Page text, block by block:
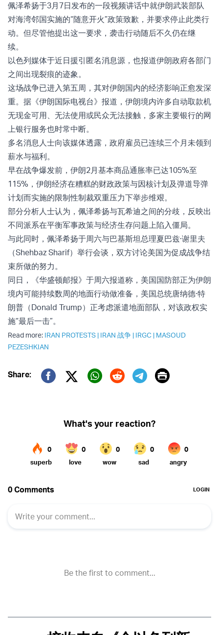
佩泽希扬于3月7日发布的一段视频讲话中就伊朗武装部队
对海湾邻国实施的“随意开火”政策致歉，并要求停止此类行
动。但尽管他提出这一要求，袭击行动随后不久仍在继
续。
以色列媒体于近日援引匿名消息源，也报道伊朗政府各部门
之间出现裂痕的迹象。
这场战争已进入第五周，其对伊朗国内的经济影响正愈发深
重。据《伊朗国际电视台》报道，伊朗境内许多自动取款机
无现金可用、无法使用或民众无法接触，多家主要银行的网
上银行服务也时常中断。
多名消息人士向该媒体透露，政府雇员已连续三个月未领到
薪水与福利。
早在战争爆发前，伊朗2月基本商品通胀率已达105%至
115%，伊朗经济在糟糕的财政政策与因核计划及弹道导弹
计划而实施的限制性制裁双重压力下举步维艰。
部分分析人士认为，佩泽希扬与瓦希迪之间的分歧，反映出
不同派系在平衡军事政策与经济生存问题上陷入僵局。
与此同时，佩泽希扬于周六与巴基斯坦总理夏巴兹·谢里夫
（Shehbaz Sharif）举行会谈，双方讨论美国为促成战争结
束所做的努力。
同日，《华盛顿邮报》于周六报道称，美国国防部正为伊朗
境内可能持续数周的地面行动做准备，美国总统唐纳德·特
朗普（Donald Trump）正考虑派遣地面部队，对该政权实
施“最后一击”。
Read more: IRAN PROTESTS | IRAN 战争 | IRGC | MASOUD
PEZESHKIAN
Share:
Twitter (X)
Print